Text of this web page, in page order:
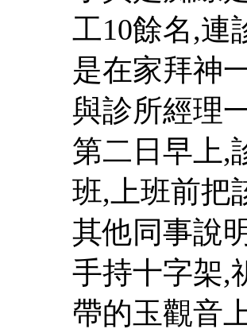
工10餘名,連
是在家拜神
與診所經理
第二日早上,
班,上班前把
其他同事說
手持十字架,
帶的玉觀音